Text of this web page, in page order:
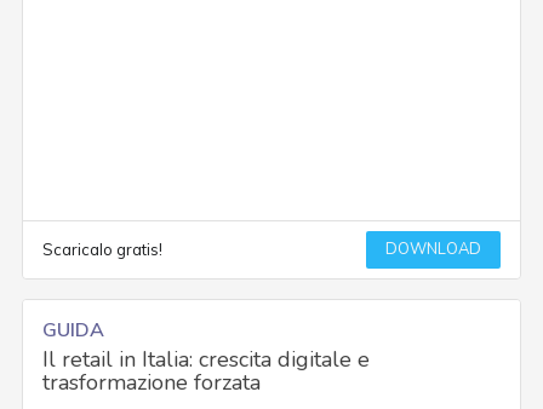
Scaricalo gratis! DOWNLOAD
GUIDA
Il retail in Italia: crescita digitale e
trasformazione forzata